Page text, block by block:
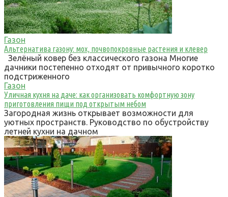
Газон
Альтернатива газону: мох, почвопокровные растения и клевер
Зелёный ковер без классического газона Многие
дачники постепенно отходят от привычного коротко
подстриженного
Газон
Уличная кухня на даче: как организовать комфортную зону
приготовления пищи под открытым небом
Загородная жизнь открывает возможности для
уютных пространств. Руководство по обустройству
летней кухни на дачном